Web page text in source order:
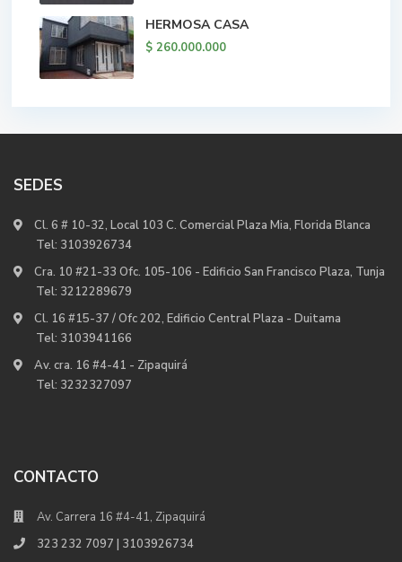
HERMOSA CASA
$ 260.000.000
SEDES
Cl. 6 # 10-32, Local 103 C. Comercial Plaza Mia, Florida Blanca
Tel: 3103926734
Cra. 10 #21-33 Ofc. 105-106 - Edificio San Francisco Plaza, Tunja
Tel: 3212289679
Cl. 16 #15-37 / Ofc 202, Edificio Central Plaza - Duitama
Tel: 3103941166
Av. cra. 16 #4-41 - Zipaquirá
Tel: 3232327097
CONTACTO
Av. Carrera 16 #4-41, Zipaquirá
323 232 7097 | 3103926734